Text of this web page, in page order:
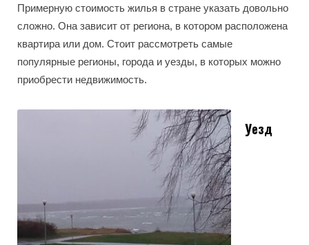
Примерную стоимость жилья в стране указать довольно
сложно. Она зависит от региона, в котором расположена
квартира или дом. Стоит рассмотреть самые
популярные регионы, города и уезды, в которых можно
приобрести недвижимость.
Уезд